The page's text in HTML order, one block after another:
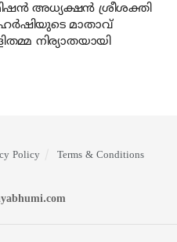
അധ്യക്ഷന്‍ ശ്രീശക്തി
മാതാവ്
നിര്യാതയായി
Policy Terms & Conditions